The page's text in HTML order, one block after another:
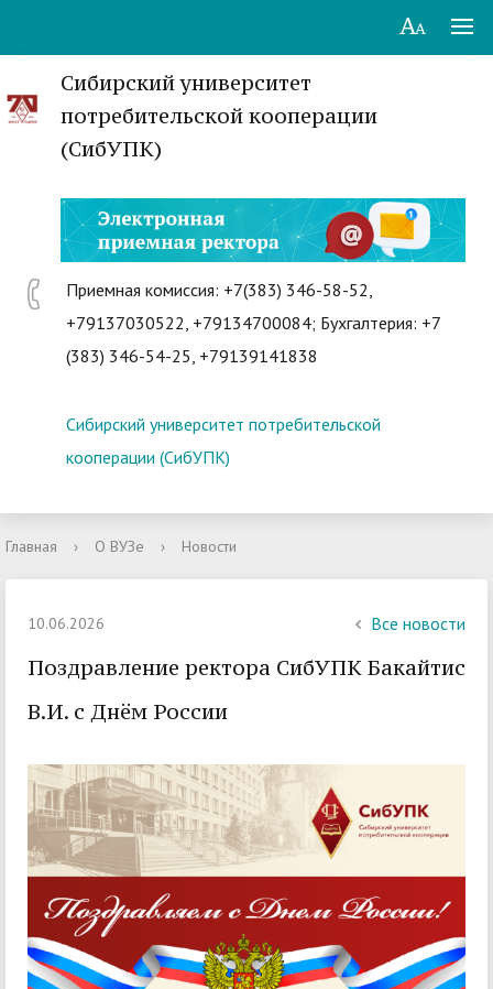
Сибирский университет
потребительской кооперации
(СибУПК)
Приемная комиссия: +7(383) 346-58-52,
+79137030522, +79134700084; Бухгалтерия: +7
(383) 346-54-25, +79139141838
Сибирский университет потребительской
кооперации (СибУПК)
Главная › О ВУЗе › Новости
10.06.2026 Все новости
Поздравление ректора СибУПК Бакайтис
В.И. с Днём России